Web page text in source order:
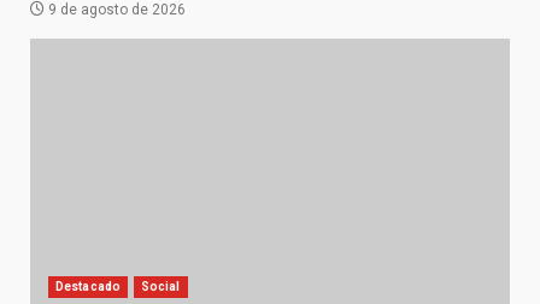
9 de agosto de 2026
Destacado Social